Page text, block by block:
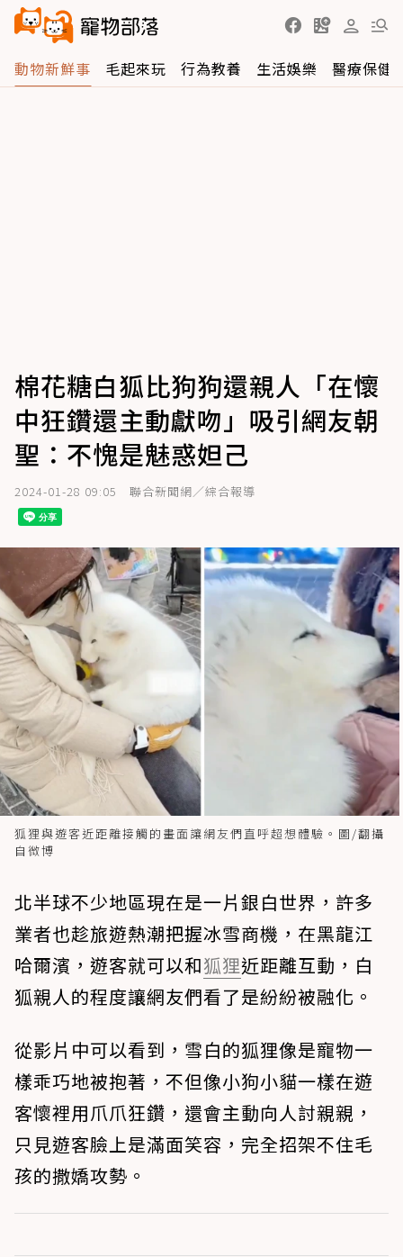
動物新鮮事 毛起來玩 行為教養 生活娛樂 醫療保健
棉花糖白狐比狗狗還親人「在懷
中狂鑽還主動獻吻」吸引網友朝
聖：不愧是魅惑妲己
2024-01-28 09:05 聯合新聞網／綜合報導
狐狸與遊客近距離接觸的畫面讓網友們直呼超想體驗。圖/翻攝
自微博
北半球不少地區現在是一片銀白世界，許多
業者也趁旅遊熱潮把握冰雪商機，在黑龍江
哈爾濱，遊客就可以和狐狸近距離互動，白
狐親人的程度讓網友們看了是紛紛被融化。
從影片中可以看到，雪白的狐狸像是寵物一
樣乖巧地被抱著，不但像小狗小貓一樣在遊
客懷裡用爪爪狂鑽，還會主動向人討親親，
只見遊客臉上是滿面笑容，完全招架不住毛
孩的撒嬌攻勢。